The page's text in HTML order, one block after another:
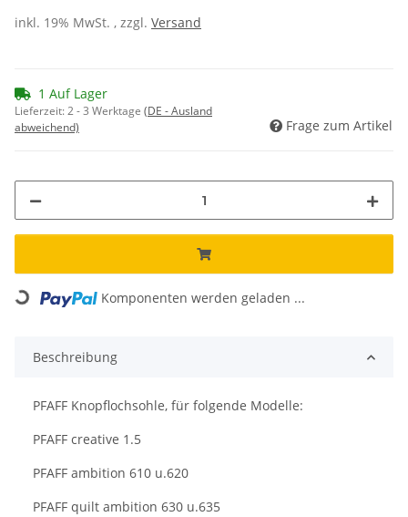
inkl. 19% MwSt. , zzgl. Versand
1 Auf Lager
Lieferzeit:2 - 3 Werktage (DE - Ausland
abweichend)
Frage zum Artikel
Loading... Komponenten werden geladen ...
Beschreibung
PFAFF Knopflochsohle, für folgende Modelle:
PFAFF creative 1.5
PFAFF ambition 610 u.620
PFAFF quilt ambition 630 u.635